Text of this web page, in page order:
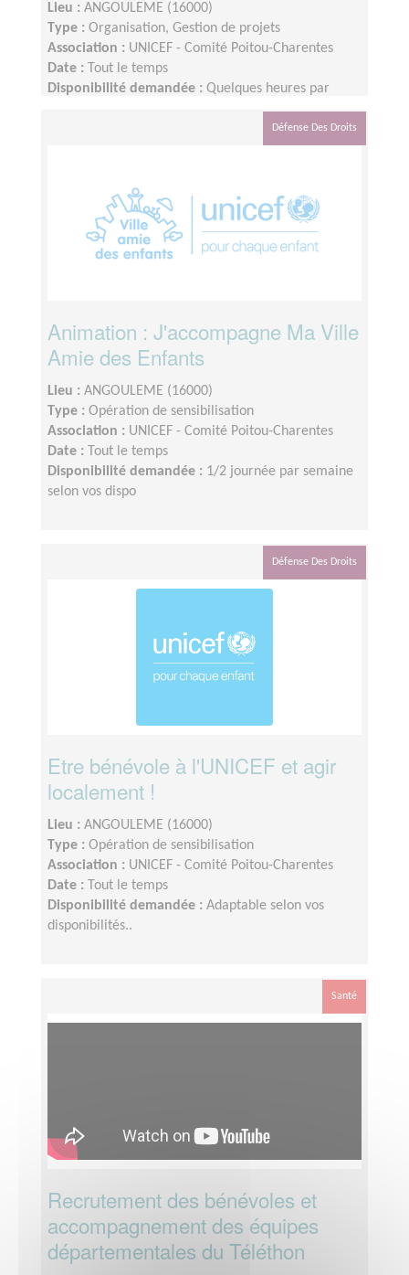
Lieu : ANGOULEME (16000)
Type : Organisation, Gestion de projets
Association : UNICEF - Comité Poitou-Charentes
Date :
Tout le temps
Disponibilité demandée : Quelques heures par
semaine, réalisable en partie à distance
Défense Des Droits
Animation : J'accompagne Ma Ville
Amie des Enfants
Lieu : ANGOULEME (16000)
Type : Opération de sensibilisation
Association : UNICEF - Comité Poitou-Charentes
Date :
Tout le temps
Disponibilité demandée : 1/2 journée par semaine
selon vos dispo
Défense Des Droits
Etre bénévole à l'UNICEF et agir
localement !
Lieu : ANGOULEME (16000)
Type : Opération de sensibilisation
Association : UNICEF - Comité Poitou-Charentes
Date :
Tout le temps
Disponibilité demandée : Adaptable selon vos
disponibilités..
Santé
Recrutement des bénévoles et
accompagnement des équipes
départementales du Téléthon